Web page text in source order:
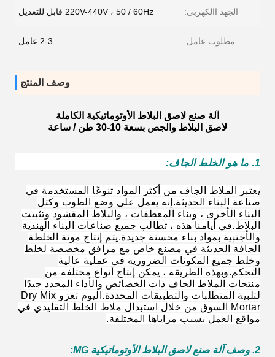
الجهد االكهربى: 220V-440V ، 50 / 60Hz قابل للتعديل
مطلوب عامل: 2-3 عامل
وصف المنتج
آلة صنع لاصق البلاط الأوتوماتيكية الكاملة
لاصق البلاط والجص بسعة 10-30 طن / ساعة
1. ما هو الخلط الجاف:
يعتبر الملاط الجاف من أكثر المواد تنوعًا المستخدمة في
صناعة البناء الحديثة.إنه يعمل على وضع الطوب وكتل
البناء الأخرى ، وبناء المعطفات ، والبلاط المقشود وتثبيت
البلاط.في أيامنا هذه ، تطالب جميع صناعات البناء الهندية
والأجنبية بمواد بناء محسنة جديدة.يتم إنتاج مونة الخلطة
الجافة الحديثة في مصنع خاص مع مرافق مخصصة لخلط
وخلط جميع المكونات الضرورية في عملية عالية
التحكم.وبهذه الطريقة ، يمكن إنتاج أنواع مختلفة من
منتجات الملاط الجاف ذات الخصائص والأداء المحدد جيدًا
لتلبية المتطلبات والتطبيقات المحددة.اليوم تغزو Dry Mix
Mortar السوق من خلال استبدال ملاط ​​الخلط التقليدي في
مواقع العمل بسبب مزاياها المختلفة.
2. وصف آلة صنع لاصق البلاط الأوتوماتيكية MG: